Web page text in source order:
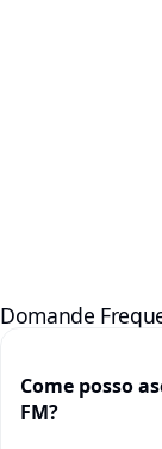
Domande
Come posso
FM?